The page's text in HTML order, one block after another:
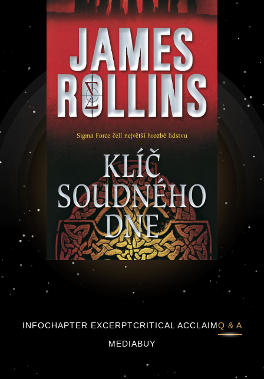
INFOCHAPTER EXCERPTCRITICAL ACCLAIMQ & A
MEDIABUY